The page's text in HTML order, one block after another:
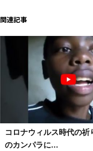
関連記事
コロナウィルス時代の祈
のカンパラに...